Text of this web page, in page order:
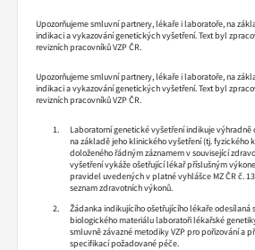
Upozorňujeme smluvní partnery, lékaře i laboratoře, na
indikaci a vykazování genetických vyšetření. Text byl
revizních pracovníků VZP ČR.
Upozorňujeme smluvní partnery, lékaře i laboratoře, na
indikaci a vykazování genetických vyšetření. Text byl
revizních pracovníků VZP ČR.
Laboratorní genetické vyšetření indikuje
na základě jeho klinického vyšetření (tj. fyzického
doloženého řádným záznamem v související
vyšetření vykáže ošetřující lékař příslušným
pravidel uvedených v platné vyhlášce MZ ČR č.
seznam zdravotních výkonů.
Žádanka indikujícího ošetřujícího lékaře odesílaná
biologického materiálu laboratoři lékařské
smluvně závazné metodiky VZP pro pořizování a
specifikací požadované péče.